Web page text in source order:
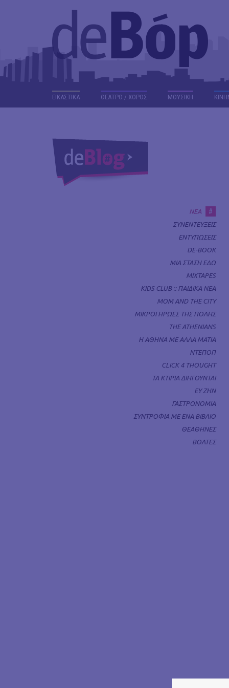
ΕΙΚΑΣΤΙΚΑ ΘΕΑΤΡΟ / ΧΟΡΟΣ ΜΟΥΣΙΚΗ
ΝΕΑ #
ΣΥΝΕΝΤΕΥΞΕΙΣ
ΕΝΤΥΠΩΣΕΙΣ
DE-BOOK
ΜΙΑ ΣΤΑΣΗ ΕΔΩ
MIXTAPES
KIDS CLUB :: ΠΑΙΔΙΚΑ ΝΕΑ
MOM AND THE CITY
ΜΙΚΡΟΙ ΗΡΩΕΣ ΤΗΣ ΠΟΛΗΣ
THE ATHENIANS
Η ΑΘΗΝΑ ΜΕ ΑΛΛΑ ΜΑΤΙΑ
ΝΤΕΠΟΠ
CLICK 4 THOUGHT
ΤΑ ΚΤΙΡΙΑ ΔΙΗΓΟΥΝΤΑΙ
ΕΥ ΖΗΝ
ΓΑΣΤΡΟΝΟΜΙΑ
ΣΥΝΤΡΟΦΙΑ ΜΕ ΕΝΑ ΒΙΒΛΙΟ
ΘΕΑΘΗΝΕΣ
ΒΟΛΤΕΣ